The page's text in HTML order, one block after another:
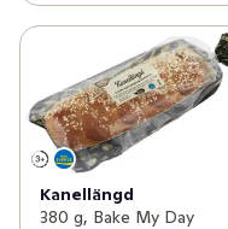
Kanellängd
380 g, Bake My Day